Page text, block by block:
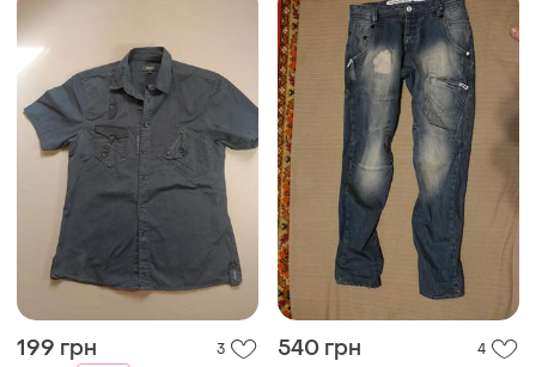
199 грн 3 540 грн 4